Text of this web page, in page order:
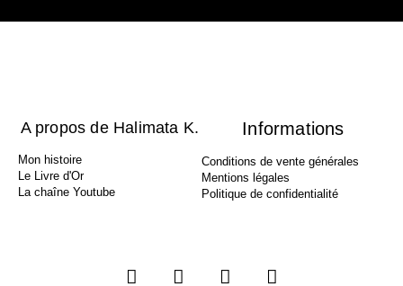
A propos de Halimata K.
Mon histoire
Le Livre d'Or
La chaîne Youtube
Informations
Conditions de vente générales
Mentions légales
Politique de confidentialité